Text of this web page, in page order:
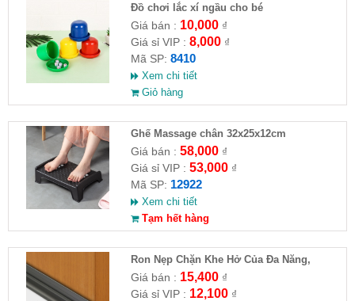
Đồ chơi lắc xí ngầu cho bé
Giá bán : 10,000₫
Giá sỉ VIP : 8,000₫
Mã SP: 8410
Xem chi tiết
Giỏ hàng
Ghế Massage chân 32x25x12cm
Giá bán : 58,000₫
Giá sỉ VIP : 53,000₫
Mã SP: 12922
Xem chi tiết
Tạm hết hàng
Ron Nẹp Chặn Khe Hở Của Đa Năng,
Chống Côn Trùng( HĐ )
Giá bán : 15,400₫
Giá sỉ VIP : 12,100₫